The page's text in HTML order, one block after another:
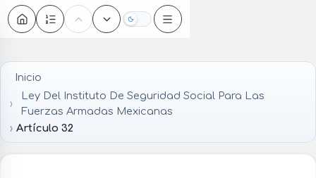
Oscuro
Inicio
Ley Del Instituto De Seguridad Social Para Las
Fuerzas Armadas Mexicanas
Artículo 32